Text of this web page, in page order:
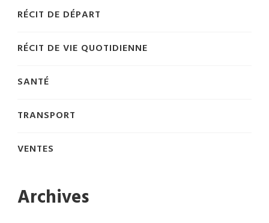
RÉCIT DE DÉPART
RÉCIT DE VIE QUOTIDIENNE
SANTÉ
TRANSPORT
VENTES
Archives